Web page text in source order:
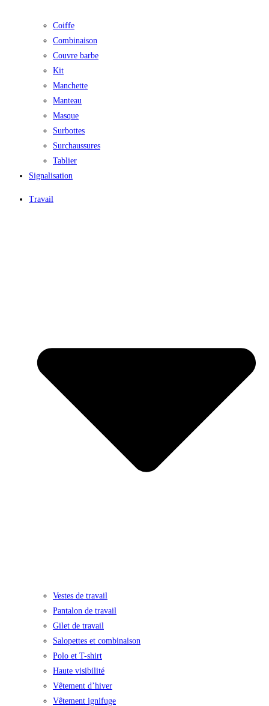
Coiffe
Combinaison
Couvre barbe
Kit
Manchette
Manteau
Masque
Surbottes
Surchaussures
Tablier
Signalisation
Travail
Vestes de travail
Pantalon de travail
Gilet de travail
Salopettes et combinaison
Polo et T-shirt
Haute visibilité
Vêtement d’hiver
Vêtement ignifuge